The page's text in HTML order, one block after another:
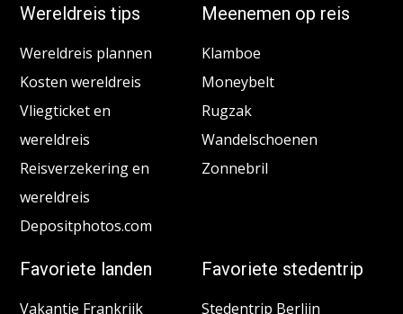
Wereldreis tips
Wereldreis plannen
Kosten wereldreis
Vliegticket en
wereldreis
Reisverzekering en
wereldreis
Depositphotos.com
Meenemen op reis
Klamboe
Moneybelt
Rugzak
Wandelschoenen
Zonnebril
Favoriete landen
Vakantie Frankrijk
Favoriete stedentrip
Stedentrip Berlijn